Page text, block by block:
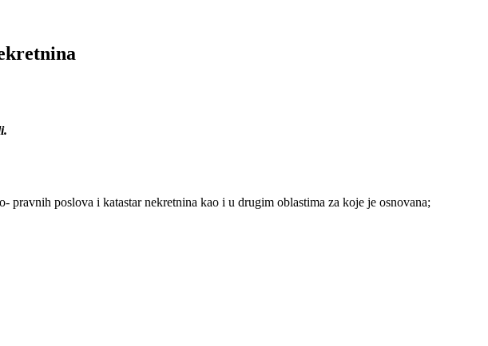
poslova i katastar nekretnina kao i u drugim oblastima za koje je osnovana;